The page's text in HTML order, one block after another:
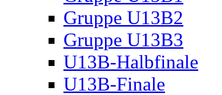
Gruppe U13B2
Gruppe U13B3
U13B-Halbfinale
U13B-Finale